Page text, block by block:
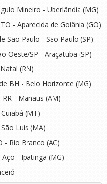
Mineiro - Uberlândia (MG)
- Aparecida de Goiânia (GO)
São Paulo - São Paulo (SP)
Oeste/SP - Araçatuba (SP)
(RN)
BH - Belo Horizonte (MG)
- Manaus (AM)
(MT)
Luis (MA)
- Rio Branco (AC)
- Ipatinga (MG)